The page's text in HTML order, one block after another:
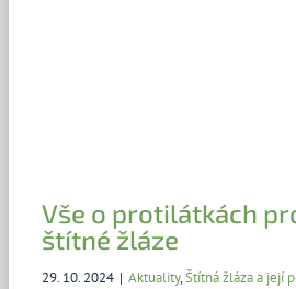
Vše o protilátkách
štítné žláze
29. 10. 2024 | Aktuality,Štítná žláza a její